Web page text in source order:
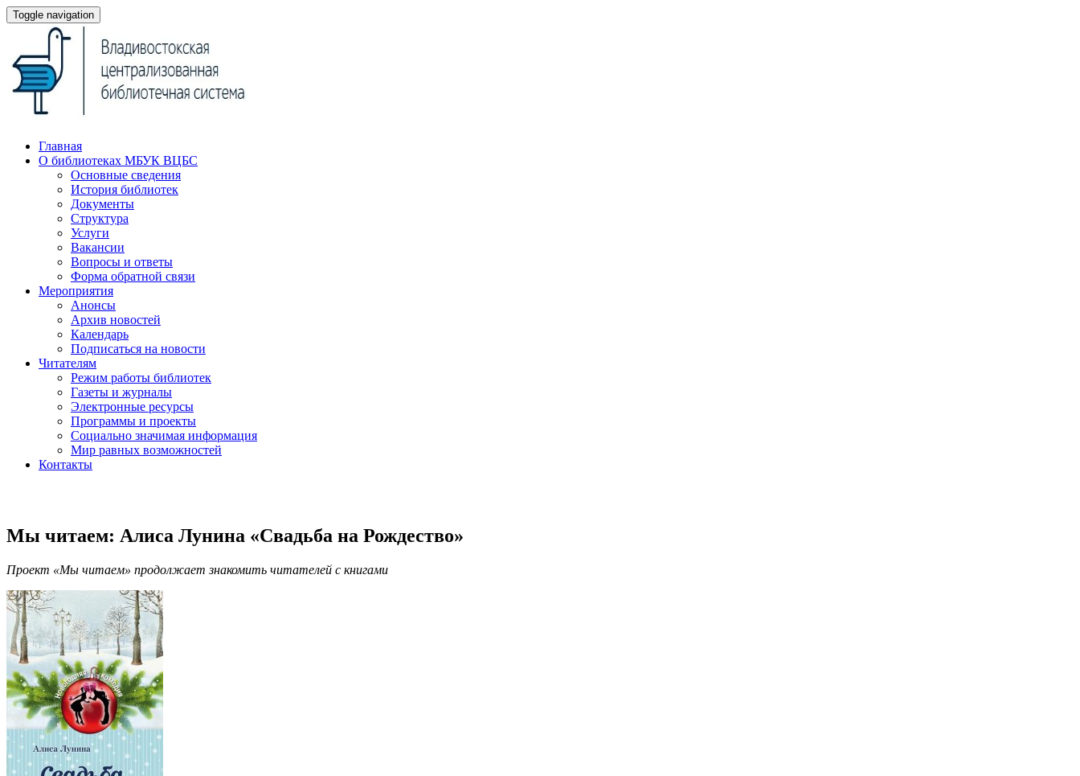
Toggle navigation
Главная
О библиотеках МБУК ВЦБС
Основные сведения
История библиотек
Документы
Структура
Услуги
Вакансии
Вопросы и ответы
Форма обратной связи
Мероприятия
Анонсы
Архив новостей
Календарь
Подписаться на новости
Читателям
Режим работы библиотек
Газеты и журналы
Электронные ресурсы
Программы и проекты
Социально значимая информация
Мир равных возможностей
Контакты
Мы читаем: Алиса Лунина «Свадьба на Рождество»
Проект «Мы читаем» продолжает знакомить читателей с книгами